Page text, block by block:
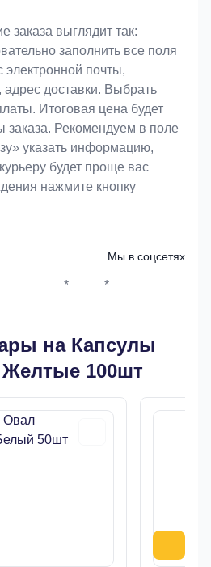
выглядит так:
заполнить все поля
почты,
адрес доставки. Выбрать
Итоговая цена будет
заказа. Рекомендуем в поле
указать информацию,
будет проще вас
нажмите кнопку
Мы в соцсетях
* *
на Капсулы
100шт